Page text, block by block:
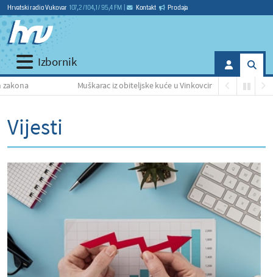
Hrvatski radio Vukovar 107,2 / 104,1 / 95,4 FM Kontakt Prodaja
Izbornik
Muškarac iz obiteljske kuće u Vinkovcima otuđio nekoliko potrepština
Vijesti